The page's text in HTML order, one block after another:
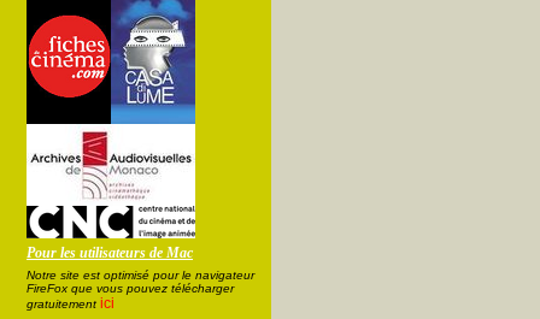
Pour les utilisateurs de Mac
Notre site est optimisé pour le navigateur
FireFox que vous pouvez télécharger
gratuitement ici